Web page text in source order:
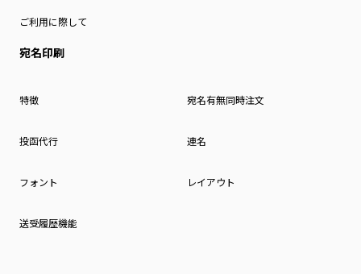
ご利用に際して
宛名印刷
特徴 宛名有無同時注文
投函代行 連名
フォント レイアウト
送受履歴機能